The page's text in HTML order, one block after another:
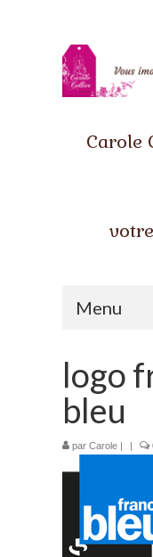
Carole
Menu
Qui suis-je ?
Prestations
La
logo
bleu
par Carole | |